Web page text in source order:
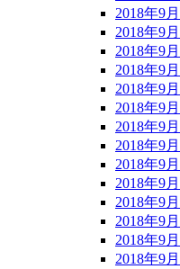
2018年9
2018年9
2018年9
2018年9
2018年9
2018年9
2018年9
2018年9
2018年9
2018年9
2018年9
2018年9
2018年9
2018年9